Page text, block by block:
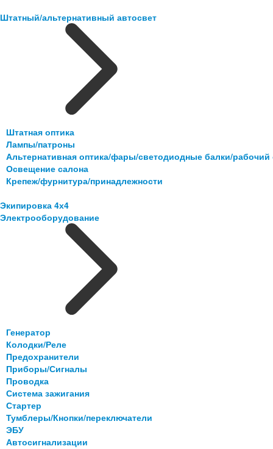
Штатный/альтернативный автосвет
Штатная оптика
Лампы/патроны
Альтернативная оптика/фары/светодиодные балки/рабочий
Освещение салона
Крепеж/фурнитура/принадлежности
Экипировка 4х4
Электрооборудование
Генератор
Колодки/Реле
Предохранители
Приборы/Сигналы
Проводка
Система зажигания
Стартер
Тумблеры/Кнопки/переключатели
ЭБУ
Автосигнализации